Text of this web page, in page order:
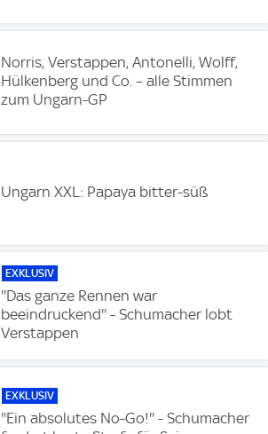
Norris, Verstappen, Antonelli, Wolff,
Hülkenberg und Co. – alle Stimmen
zum Ungarn-GP
Ungarn XXL: Papaya bitter-süß
EXKLUSIV
''Das ganze Rennen war
beeindruckend'' - Schumacher lobt
Verstappen
EXKLUSIV
''Ein absolutes No-Go!'' - Schumacher